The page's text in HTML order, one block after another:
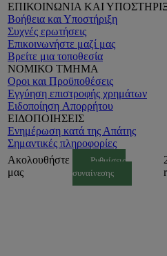
ΕΠΙΚΟΙΝΩΝΙΑ ΚΑΙ
Βοήθεια και Υποστήριξη
Συχνές ερωτήσεις
Επικοινωνήστε μαζί μας
Βρείτε μια τοποθεσία
ΝΟΜΙΚΟ ΤΜΗΜΑ
Οροι και Προϋποθέσεις
Εγγύηση επιστροφής χρημάτων
Ειδοποίηση Aπορρήτου
ΕΙΔΟΠΟΙΗΣΕΙΣ
Ενημέρωση κατά της Απάτης
Σημαντικές πληροφορίες
Ακολουθήστε
μας
Ρυθμίσεις
συναίνεσης